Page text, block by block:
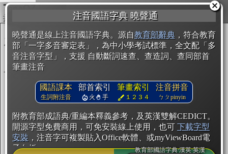
注音國語字典 曉聲通
曉聲通是線上注音國語字典。源自教育部辭典 ，符合教育
部「一字多音審定表」，為中小學考試標準，全文配「多
音注音字型」，支援 自動斷詞速查、查造詞、查同部首
筆畫注音
國語課本
生詞附注音
部首索引
火 手
筆畫索引
１２３４
注音拼音
ㄅㄆpinyin
附教育部成語典/重編本釋義參考，及英漢雙解CEDICT。
開源字型免費商用，可免安裝線上使用，也可 下載字型
安裝 ，注音字可複製貼入Office軟體、或myViewBoard電
子白板。
教育部國語字典·漢英·英漢